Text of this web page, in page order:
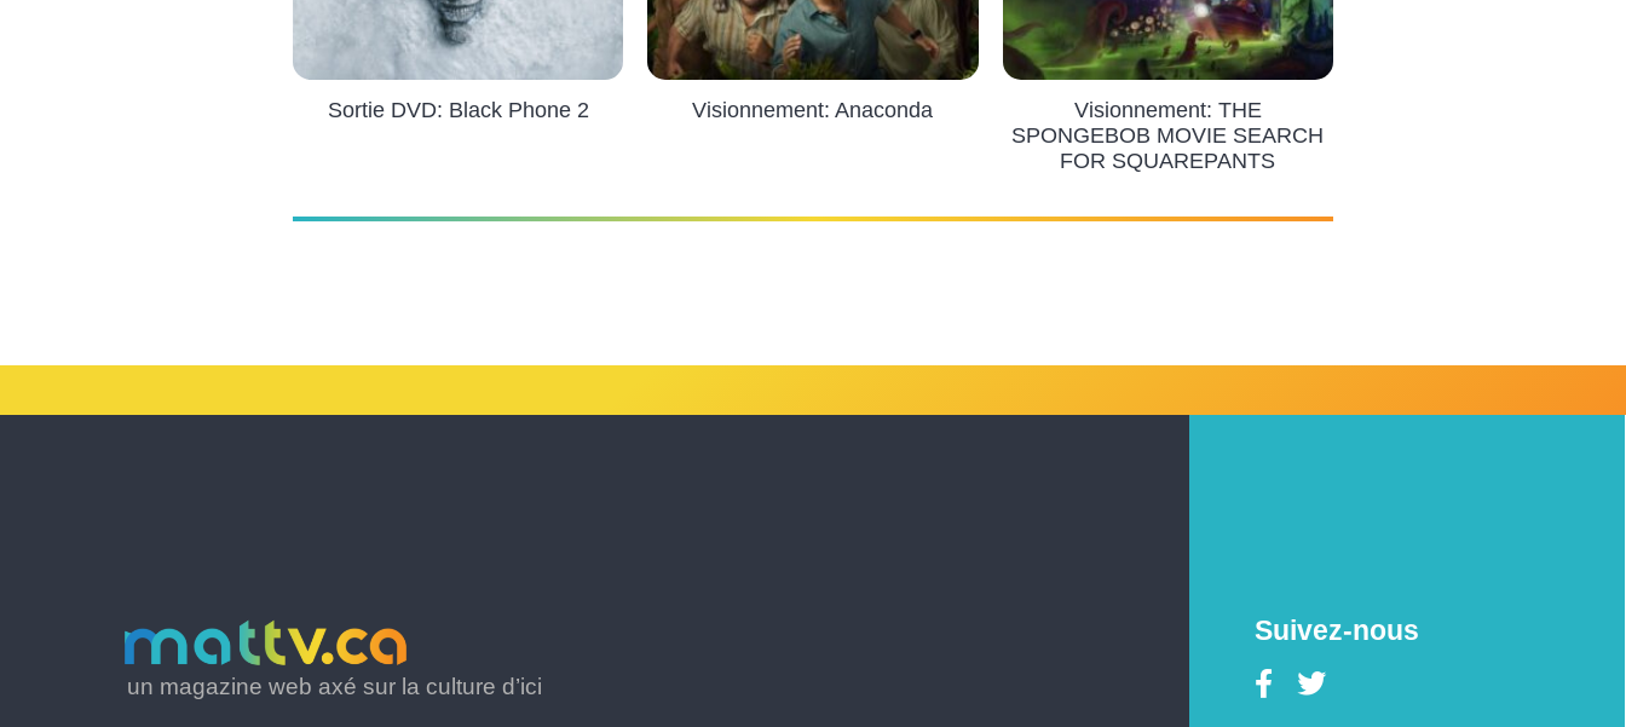
Sortie DVD: Black Phone 2 Visionnement: Anaconda
Visionnement: THE
SPONGEBOB MOVIE SEARCH
FOR SQUAREPANTS
un magazine web axé sur la culture d’ici
Suivez-nous